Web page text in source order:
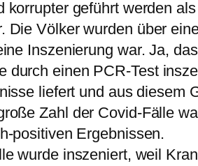
korrupter geführt werden
Die Völker wurden über
Inszenierung war. Ja,
durch einen PCR-Test
liefert und aus diesem
Zahl der Covid-Fälle
positiven Ergebnissen.
wurde inszeniert, weil